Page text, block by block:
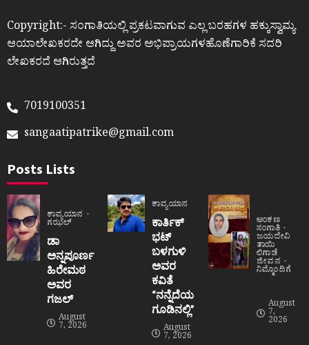
Copyright:- ಸಂಗಾತಿಯಲ್ಲಿ ಪ್ರಕಟವಾಗುವ ಎಲ್ಲ ಬರಹಗಳ ಹಕ್ಕುಸ್ವಾಮ್ಯ
ಆಯಾಲೇಖಕರದೇ ಆಗಿದ್ದು ಅವರ ಅಭಿಪ್ರಾಯಗಳಹೊಣೆಗಾರಿಕೆ ಸದರಿ
ಲೇಖಕರದೆ ಆಗಿರುತ್ತದೆ
7019100351
sangaatipatrike@gmail.com
Posts Lists
ಕಾವ್ಯಯಾನ
ಗಝಲ್
ಡಾ
ಅನ್ನಪೂರ್ಣ
ಹಿರೇಮಠ
ಅವರ
ಗಜಲ್
August
7, 2026
ಕಾವ್ಯಯಾನ
ಕಾರ್ತಿಕ್
ಭಟ್
ಬಳಗುಳಿ
ಅವರ
ಕವಿತೆ
“ನನ್ನೆದೆಯ
ಗೂಡಿನಲ್ಲಿ”
August
7, 2026
ಅಂಕಣ
ಸಂಗಾತಿ
ಜಯದೇವಿ
ತಾಯಿ
ಲಿಗಾಡೆ
ಜೀವನ
ನಿಮ್ಮೊಂದಿಗೆ
August
7,
2026